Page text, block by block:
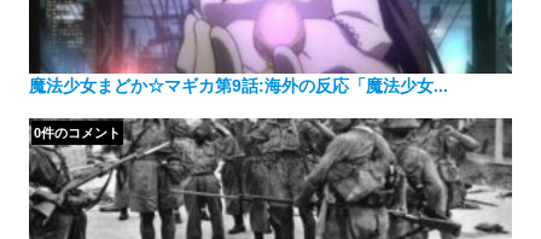
魔法少女まどか☆マギカ第9話:海外の反応「魔法少女...
0件のコメント